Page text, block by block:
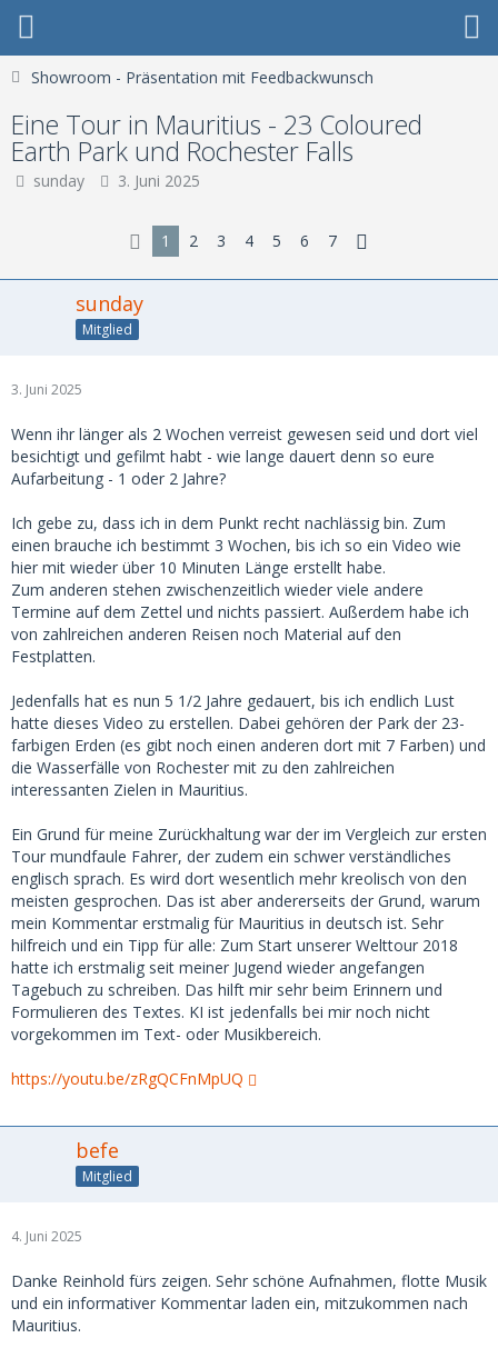
Showroom - Präsentation mit Feedbackwunsch
Eine Tour in Mauritius - 23 Coloured
Earth Park und Rochester Falls
sunday 3. Juni 2025
1 2 3 4 5 6 7
sunday
Mitglied
3. Juni 2025
Wenn ihr länger als 2 Wochen verreist gewesen seid und dort viel
besichtigt und gefilmt habt - wie lange dauert denn so eure
Aufarbeitung - 1 oder 2 Jahre?
Ich gebe zu, dass ich in dem Punkt recht nachlässig bin. Zum
einen brauche ich bestimmt 3 Wochen, bis ich so ein Video wie
hier mit wieder über 10 Minuten Länge erstellt habe.
Zum anderen stehen zwischenzeitlich wieder viele andere
Termine auf dem Zettel und nichts passiert. Außerdem habe ich
von zahlreichen anderen Reisen noch Material auf den
Festplatten.
Jedenfalls hat es nun 5 1/2 Jahre gedauert, bis ich endlich Lust
hatte dieses Video zu erstellen. Dabei gehören der Park der 23-
farbigen Erden (es gibt noch einen anderen dort mit 7 Farben) und
die Wasserfälle von Rochester mit zu den zahlreichen
interessanten Zielen in Mauritius.
Ein Grund für meine Zurückhaltung war der im Vergleich zur ersten
Tour mundfaule Fahrer, der zudem ein schwer verständliches
englisch sprach. Es wird dort wesentlich mehr kreolisch von den
meisten gesprochen. Das ist aber andererseits der Grund, warum
mein Kommentar erstmalig für Mauritius in deutsch ist. Sehr
hilfreich und ein Tipp für alle: Zum Start unserer Welttour 2018
hatte ich erstmalig seit meiner Jugend wieder angefangen
Tagebuch zu schreiben. Das hilft mir sehr beim Erinnern und
Formulieren des Textes. KI ist jedenfalls bei mir noch nicht
vorgekommen im Text- oder Musikbereich.
https://youtu.be/zRgQCFnMpUQ
befe
Mitglied
4. Juni 2025
Danke Reinhold fürs zeigen. Sehr schöne Aufnahmen, flotte Musik
und ein informativer Kommentar laden ein, mitzukommen nach
Mauritius.